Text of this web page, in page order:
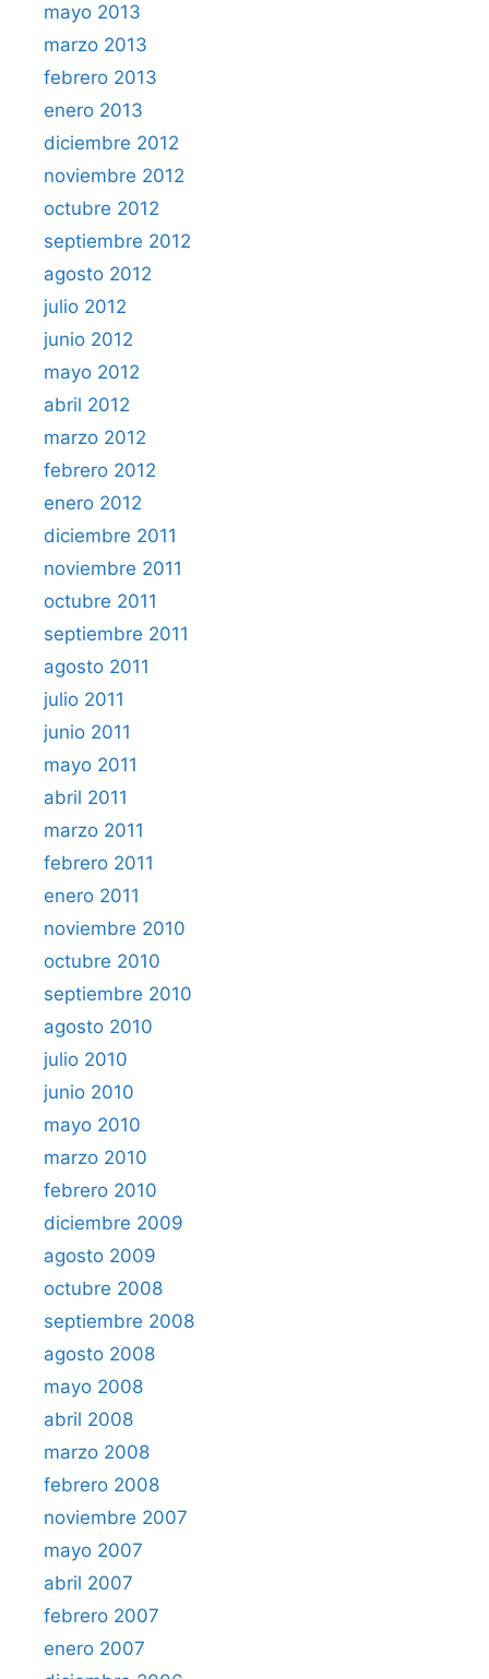
mayo 2013
marzo 2013
febrero 2013
enero 2013
diciembre 2012
noviembre 2012
octubre 2012
septiembre 2012
agosto 2012
julio 2012
junio 2012
mayo 2012
abril 2012
marzo 2012
febrero 2012
enero 2012
diciembre 2011
noviembre 2011
octubre 2011
septiembre 2011
agosto 2011
julio 2011
junio 2011
mayo 2011
abril 2011
marzo 2011
febrero 2011
enero 2011
noviembre 2010
octubre 2010
septiembre 2010
agosto 2010
julio 2010
junio 2010
mayo 2010
marzo 2010
febrero 2010
diciembre 2009
agosto 2009
octubre 2008
septiembre 2008
agosto 2008
mayo 2008
abril 2008
marzo 2008
febrero 2008
noviembre 2007
mayo 2007
abril 2007
febrero 2007
enero 2007